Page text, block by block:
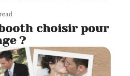
choisir pour
?